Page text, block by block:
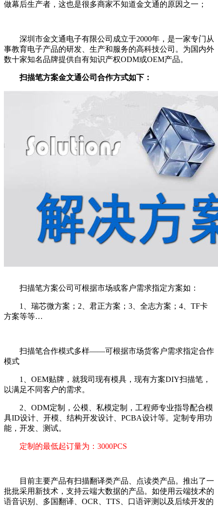
做幕后生产者，这也是很多商家不知道金文通的原因之一；
深圳市金文通电子有限公司成立于2000年，是一家专门从
事教育电子产品的研发、生产和服务的高科技公司。为国内外
数十家知名品牌提供自有知识产权ODM或OEM产品。
扫描笔方案金文通公司合作方式如下：
扫描笔方案公司可根据市场或客户需求指定方案如：
1、瑞芯微方案；2、君正方案；3、全志方案；4、TF卡
方案等等…
扫描笔合作模式多样——可根据市场货客户需求指定合作
模式
1、OEM贴牌，就我司现有模具，现有方案DIY扫描笔，
以满足不同客户的需求。
2、ODM定制，公模、私模定制，工程师专业指导配合模
具ID设计、开模、结构开发设计、PCBA设计等。定制专用功
能，开发、测试。
定制的最低起订量为：3000PCS
目前主要产品有扫描翻译类产品、点读类产品。推出了一
批批采用新技术，支持云端大数据的产品。如使用云端技术的
语音识别、多国翻译、OCR、TTS、口语评测以及后续开发的